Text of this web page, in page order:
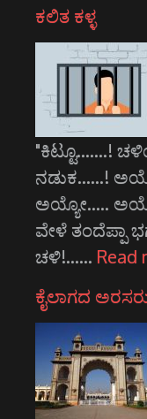
ಕಲಿತ ಕಳ್ಳ
"ಕಿಟ್ಟೂ.......!
ನಡುಕ......!
ಅಯ್ಯೋ.....
ವೇಳೆ ತಂದೆಪ್ಪಾ
ಚಳಿ!...… Read
ಕೈಲಾಗದ